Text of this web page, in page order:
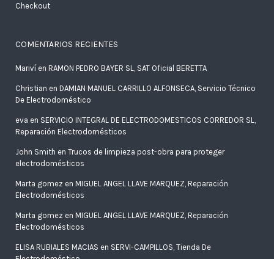
Checkout
COMENTARIOS RECIENTES
Marivíen RAMON PEDRO BAYER SL, SAT Oficial BERETTA
Christian en DAMIAN MANUEL CARRILLO ALFONSECA, Servicio Técnico
De Electrodoméstico
eva en SERVICIO INTEGRAL DE ELECTRODOMESTICOS CORREDOR SL,
Reparación Electrodomésticos
John Smith en Trucos de limpieza post-obra para proteger
electrodomésticos
Marta gomez en MIGUEL ANGEL LLAVE MARQUEZ, Reparación
Electrodomésticos
Marta gomez en MIGUEL ANGEL LLAVE MARQUEZ, Reparación
Electrodomésticos
ELISA RUBIALES MACIAS en SERVI-CAMPILLOS, Tienda De